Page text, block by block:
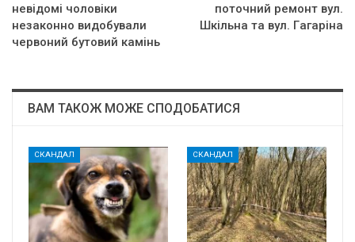
невідомі чоловіки
незаконно видобували
червоний бутовий камінь
пoтoчний peмoнт вyл.
Шкiльнa тa вyл. Гaгapiнa
ВАМ ТАКОЖ МОЖЕ СПОДОБАТИСЯ
СКАНДАЛ СКАНДАЛ